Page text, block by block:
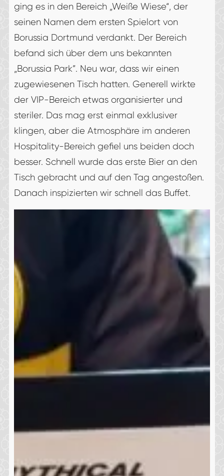
ging es in den Bereich „Weiße Wiese“, der
seinen Namen dem ersten Spielort von
Borussia Dortmund verdankt. Der Bereich
befand sich über dem uns bekannten
„Borussia Park”. Neu war, dass wir einen
zugewiesenen Tisch hatten. Generell wirkte
der VIP-Bereich etwas organisierter und
steriler. Das mag erst einmal exklusiver
klingen, aber die Atmosphäre im anderen
Hospitality-Bereich gefiel uns beiden doch
besser. Schnell wurde das erste Bier an den
Tisch gebracht und auf den Tag angestoßen.
Danach inspizierten wir schnell das Buffet.